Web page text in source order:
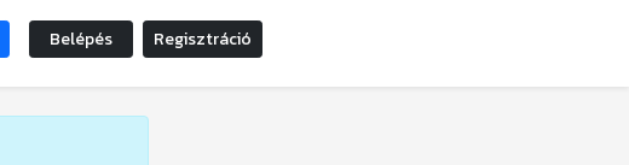
Belépés Regisztráció